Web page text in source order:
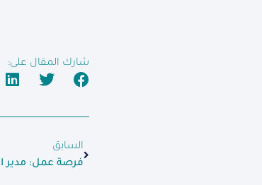
شارك المقال على:
السابق
فرصة عمل: مدير